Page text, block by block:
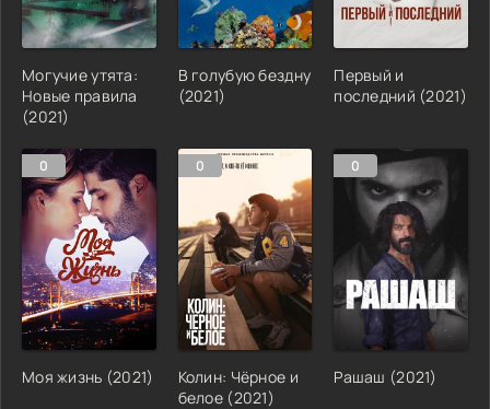
Могучие утята:
Новые правила
(2021)
В голубую бездну
(2021)
Первый и
последний (2021)
0
Моя жизнь (2021)
0
Колин: Чёрное и
белое (2021)
0
Рашаш (2021)